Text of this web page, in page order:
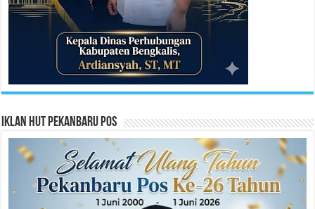
Iklan HUT Pekanbaru Pos